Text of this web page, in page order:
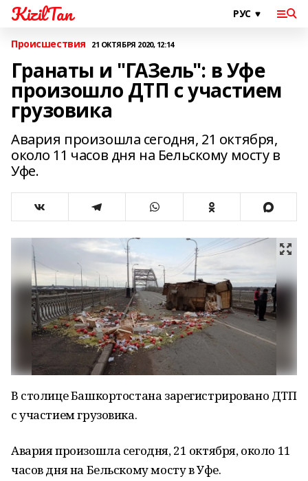
KizilTan
Происшествия 21 ОКТЯБРЯ 2020, 12:14
Гранаты и "ГАЗель": в Уфе
произошло ДТП с участием
грузовика
Авария произошла сегодня, 21 октября,
около 11 часов дня на Бельскому мосту в
Уфе.
В столице Башкортостана зарегистрировано ДТП
с участием грузовика.
Авария произошла сегодня, 21 октября, около 11
часов дня на Бельскому мосту в Уфе.